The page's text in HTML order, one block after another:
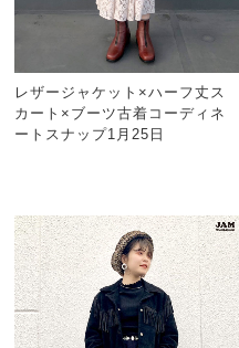
レザージャケット×ハーフ丈ス
カート×ブーツ古着コーディネ
ートスナップ1月25日